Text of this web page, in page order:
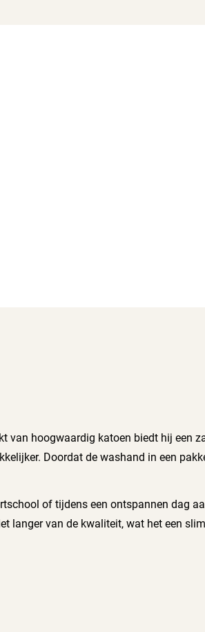
van hoogwaardig katoen biedt hij een
Doordat de washand in een
of tijdens een ontspannen dag
langer van de kwaliteit, wat het een